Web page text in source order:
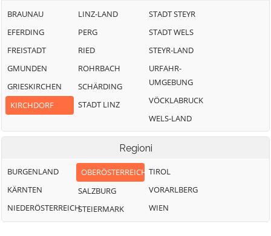
BRAUNAU
EFERDING
FREISTADT
GMUNDEN
GRIESKIRCHEN
KIRCHDORF
LINZ-LAND
PERG
RIED
ROHRBACH
SCHÄRDING
STADT LINZ
STADT STEYR
STADT WELS
STEYR-LAND
URFAHR-
UMGEBUNG
VÖCKLABRUCK
WELS-LAND
Regioni
BURGENLAND
KÄRNTEN
NIEDERÖSTERREICH
OBERÖSTERREICH
SALZBURG
STEIERMARK
TIROL
VORARLBERG
WIEN